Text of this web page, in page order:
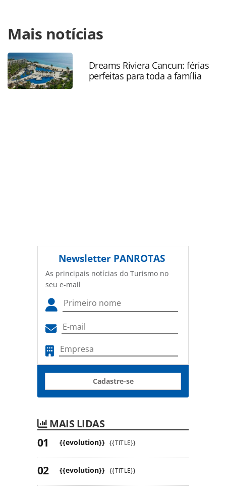
https://www.panrotas.com.br/mercado/operadoras/2018/
aponta-tendencias-de-viagens-para-2019-
descubra_160854.html ou as ferramentas oferecidas na
página. Todo o conteúdo produzido pela PANROTAS
Editora é protegido pela legislação brasileira sobre direito
autoral. Não reproduza o conteúdo sem autorização da
Mais notícias
Dreams Riviera Cancun: férias
perfeitas para toda a família
Newsletter PANROTAS
As principais notícias do Turismo no
seu e-mail
Cadastre-se
MAIS LIDAS
{{evolution}} {{TITLE}}
{{evolution}} {{TITLE}}